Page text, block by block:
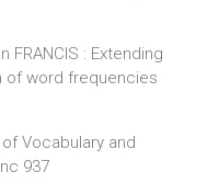
FRANCIS : Extending
of word frequencies
of Vocabulary and
937